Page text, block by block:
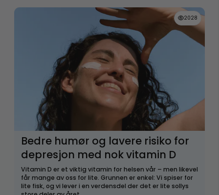
2028
Bedre humør og lavere risiko for
depresjon med nok vitamin D
Vitamin D er et viktig vitamin for helsen vår – men likevel
får mange av oss for lite. Grunnen er enkel: Vi spiser for
lite fisk, og vi lever i en verdensdel der det er lite sollys